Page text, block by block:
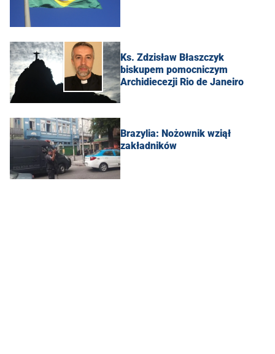
Ks. Zdzisław Błaszczyk
biskupem pomocniczym
Archidiecezji Rio de Janeiro
Brazylia: Nożownik wziął
zakładników